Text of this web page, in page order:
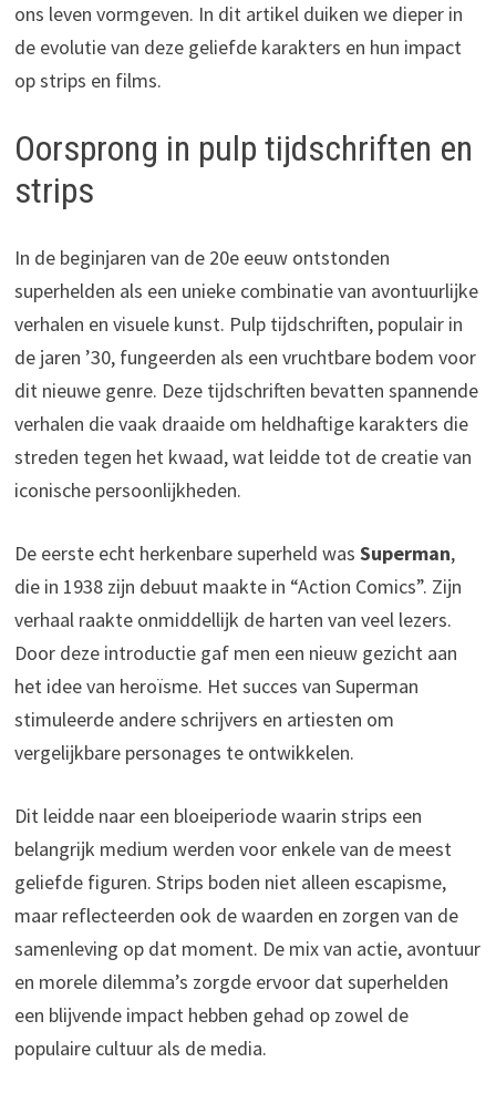
ons leven vormgeven. In dit artikel duiken we dieper in
de evolutie van deze geliefde karakters en hun impact
op strips en films.
Oorsprong in pulp tijdschriften en
strips
In de beginjaren van de 20e eeuw ontstonden
superhelden als een unieke combinatie van avontuurlijke
verhalen en visuele kunst. Pulp tijdschriften, populair in
de jaren ’30, fungeerden als een vruchtbare bodem voor
dit nieuwe genre. Deze tijdschriften bevatten spannende
verhalen die vaak draaide om heldhaftige karakters die
streden tegen het kwaad, wat leidde tot de creatie van
iconische persoonlijkheden.
De eerste echt herkenbare superheld was Superman,
die in 1938 zijn debuut maakte in “Action Comics”. Zijn
verhaal raakte onmiddellijk de harten van veel lezers.
Door deze introductie gaf men een nieuw gezicht aan
het idee van heroïsme. Het succes van Superman
stimuleerde andere schrijvers en artiesten om
vergelijkbare personages te ontwikkelen.
Dit leidde naar een bloeiperiode waarin strips een
belangrijk medium werden voor enkele van de meest
geliefde figuren. Strips boden niet alleen escapisme,
maar reflecteerden ook de waarden en zorgen van de
samenleving op dat moment. De mix van actie, avontuur
en morele dilemma’s zorgde ervoor dat superhelden
een blijvende impact hebben gehad op zowel de
populaire cultuur als de media.